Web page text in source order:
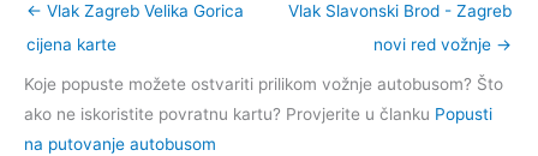
← Vlak Zagreb Velika Gorica
cijena karte
Vlak Slavonski Brod - Zagreb
novi red vožnje →
Koje popuste možete ostvariti prilikom vožnje autobusom? Što
ako ne iskoristite povratnu kartu? Provjerite u članku Popusti
na putovanje autobusom